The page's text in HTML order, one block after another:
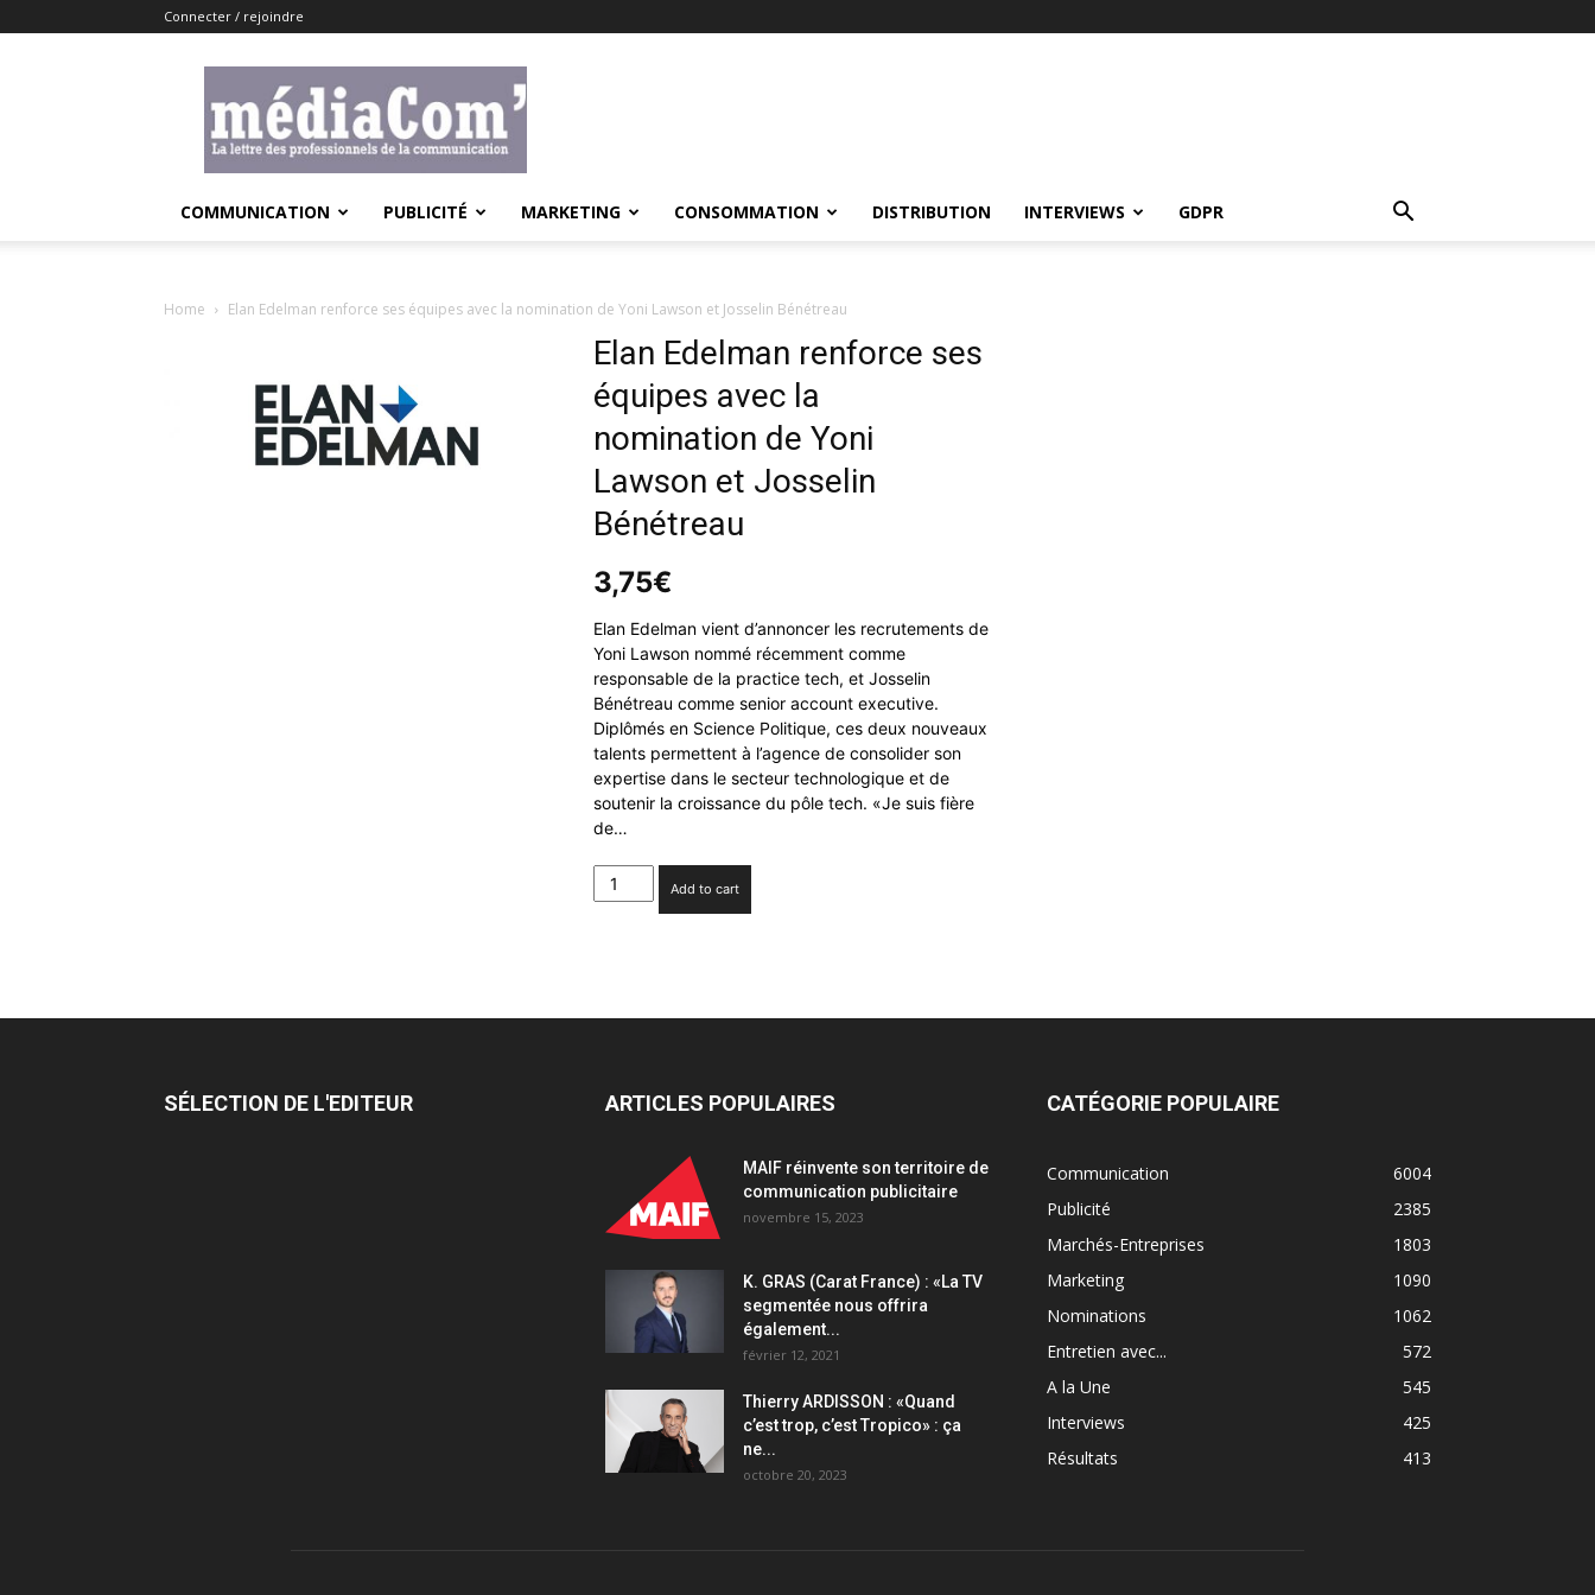
Connecter / rejoindre
COMMUNICATION PUBLICITÉ MARKETING CONSOMMATION DISTRIBUTION INTERVIEWS GDPR
Home Elan Edelman renforce ses équipes avec la nomination de Yoni Lawson et Josselin Bénétreau
Elan Edelman renforce ses
équipes avec la
nomination de Yoni
Lawson et Josselin
Bénétreau
3,75€
Elan Edelman vient d’annoncer les recrutements de
Yoni Lawson nommé récemment comme
responsable de la practice tech, et Josselin
Bénétreau comme senior account executive.
Diplômés en Science Politique, ces deux nouveaux
talents permettent à l’agence de consolider son
expertise dans le secteur technologique et de
soutenir la croissance du pôle tech. «Je suis fière
de…
Elan
Edelman
Yoni
Bénétreau
quantity
Add to cart
SÉLECTION DE L'EDITEUR ARTICLES POPULAIRES
MAIF réinvente son territoire de
communication publicitaire
novembre 15, 2023
K. GRAS (Carat France) : «La TV
segmentée nous offrira
également...
février 12, 2021
Thierry ARDISSON : «Quand
c’est trop, c’est Tropico» : ça
ne...
octobre 20, 2023
CATÉGORIE POPULAIRE
Communication
6004
Publicité
2385
Marchés-Entreprises
1803
Marketing
1090
Nominations
1062
Entretien avec...
572
A la Une
545
Interviews
425
Résultats
413